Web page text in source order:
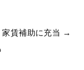
家賃補助に充当 →